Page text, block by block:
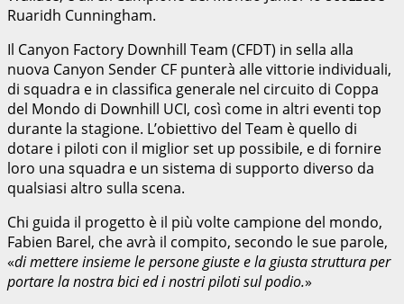
Ruaridh Cunningham.
Il Canyon Factory Downhill Team (CFDT) in sella alla
nuova Canyon Sender CF punterà alle vittorie individuali,
di squadra e in classifica generale nel circuito di Coppa
del Mondo di Downhill UCI, così come in altri eventi top
durante la stagione. L’obiettivo del Team è quello di
dotare i piloti con il miglior set up possibile, e di fornire
loro una squadra e un sistema di supporto diverso da
qualsiasi altro sulla scena.
Chi guida il progetto è il più volte campione del mondo,
Fabien Barel, che avrà il compito, secondo le sue parole,
«di mettere insieme le persone giuste e la giusta struttura per
portare la nostra bici ed i nostri piloti sul podio.»